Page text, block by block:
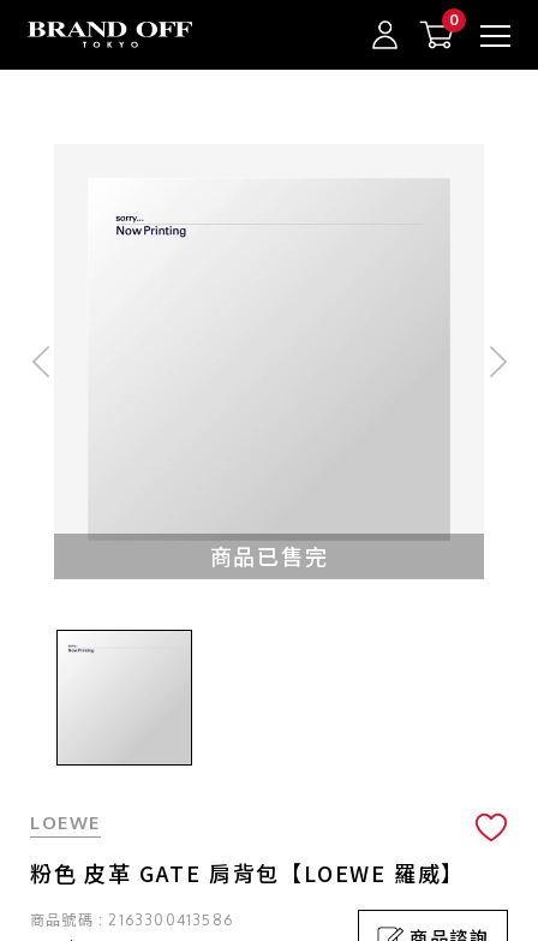
中古名牌業界No.1的BRAND OFF。BRAND OFF官網購物/h1>
登入/註冊
商品已售完
LOEWE
粉色 皮革 GATE 肩背包【LOEWE 羅威】
商品號碼 : 2163300413586